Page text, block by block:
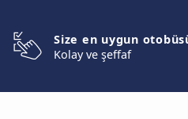
Size en uygun
Kolay ve şeffaf